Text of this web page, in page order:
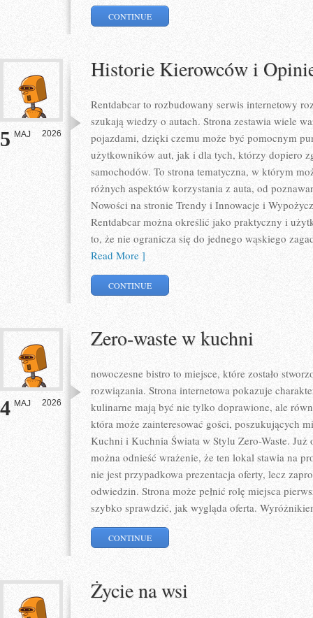
CONTINUE
5 MAJ 2026
Historie Kierowców i
Rentdabcar to rozbudowany serwis internetowy
szukają wiedzy o autach. Strona zestawia wiele
pojazdami, dzięki czemu może być pomocnym
użytkowników aut, jak i dla tych, którzy dopiero
samochodów. To strona tematyczna, w którym
różnych aspektów korzystania z auta, od
Nowości na stronie Trendy i Innowacje i
Rentdabcar można określić jako praktyczny i
to, że nie ogranicza się do jednego wąskiego
Read More ]
CONTINUE
4 MAJ 2026
Zero-waste w kuchni
nowoczesne bistro to miejsce, które zostało
rozwiązania. Strona internetowa pokazuje
kulinarne mają być nie tylko doprawione, ale
która może zainteresować gości, poszukujących
Kuchni i Kuchnia Świata w Stylu Zero-Waste. Już
można odnieść wrażenie, że ten lokal stawia na
nie jest przypadkowa prezentacja oferty, lecz
odwiedzin. Strona może pełnić rolę miejsca
szybko sprawdzić, jak wygląda oferta.
CONTINUE
Życie na wsi